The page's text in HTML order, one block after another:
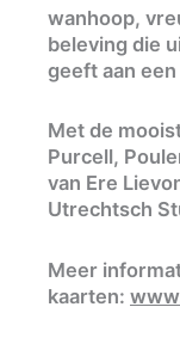
wanhoop,
beleving die
geeft aan
Met de
Purcell,
van Ere
Utrechtsch
Meer
kaarten: